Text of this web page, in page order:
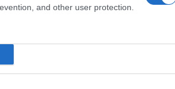
and other user protection.